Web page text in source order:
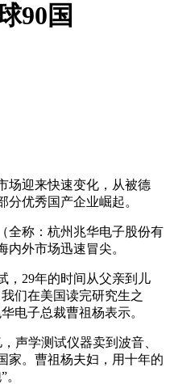
90国
场迎来快速变化，从被德
分优秀国产企业崛起。
全称：杭州兆华电子股份有
内外市场迅速冒尖。
，29年的时间从父亲到儿
们在美国读完研究生之
电子总裁曹祖杨表示。
声学测试仪器卖到波音、
家。曹祖杨夫妇，用十年的